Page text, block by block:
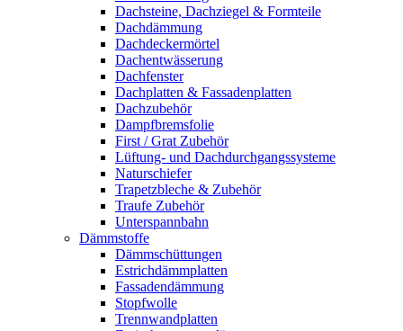
Dachsteine, Dachziegel & Formteile
Dachdämmung
Dachdeckermörtel
Dachentwässerung
Dachfenster
Dachplatten & Fassadenplatten
Dachzubehör
Dampfbremsfolie
First / Grat Zubehör
Lüftung- und Dachdurchgangssysteme
Naturschiefer
Trapetzbleche & Zubehör
Traufe Zubehör
Unterspannbahn
Dämmstoffe
Dämmschüttungen
Estrichdämmplatten
Fassadendämmung
Stopfwolle
Trennwandplatten